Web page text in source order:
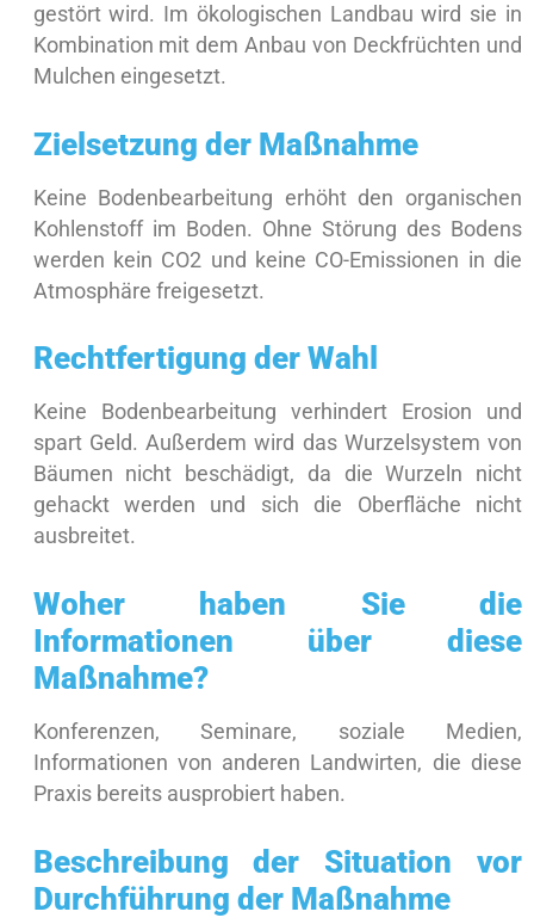
gestört wird. Im ökologischen Landbau wird sie in
Kombination mit dem Anbau von Deckfrüchten und
Mulchen eingesetzt.
Zielsetzung der Maßnahme
Keine Bodenbearbeitung erhöht den organischen
Kohlenstoff im Boden. Ohne Störung des Bodens
werden kein CO2 und keine CO-Emissionen in die
Atmosphäre freigesetzt.
Rechtfertigung der Wahl
Keine Bodenbearbeitung verhindert Erosion und
spart Geld. Außerdem wird das Wurzelsystem von
Bäumen nicht beschädigt, da die Wurzeln nicht
gehackt werden und sich die Oberfläche nicht
ausbreitet.
Woher haben Sie die
Informationen über diese
Maßnahme?
Konferenzen, Seminare, soziale Medien,
Informationen von anderen Landwirten, die diese
Praxis bereits ausprobiert haben.
Beschreibung der Situation vor
Durchführung der Maßnahme